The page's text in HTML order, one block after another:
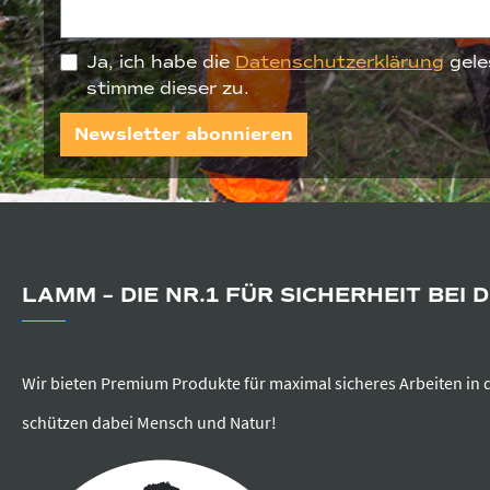
Ja, ich habe dieDatenschutzerklärung
stimme dieser zu.
Newsletter abonnieren
LAMM – DIE NR.1 FÜR SICHERHEIT BEI
Wir bieten Premium Produkte für maximal sicheres Arbeiten in
schützen dabei Mensch und Natur!